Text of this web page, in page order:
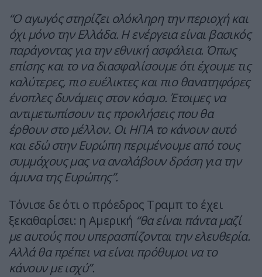
“Ο αγωγός στηρίζει ολόκληρη την περιοχή και
όχι μόνο την Ελλάδα. Η ενέργεια είναι βασικός
παράγοντας για την εθνική ασφάλεια. Όπως
επίσης και το να διασφαλίσουμε ότι έχουμε τις
καλύτερες, πιο ευέλικτες και πιο θανατηφόρες
ένοπλες δυνάμεις στον κόσμο. Έτοιμες να
αντιμετωπίσουν τις προκλήσεις που θα
έρθουν στο μέλλον. Οι ΗΠΑ το κάνουν αυτό
και εδώ στην Ευρώπη περιμένουμε από τους
συμμάχους μας να αναλάβουν δράση για την
άμυνα της Ευρώπης”.
Τόνισε δε ότι ο πρόεδρος Τραμπ το έχει
ξεκαθαρίσει: η Αμερική “θα είναι πάντα μαζί
με αυτούς που υπερασπίζονται την ελευθερία.
Αλλά θα πρέπει να είναι πρόθυμοι να το
κάνουν με ισχύ”.